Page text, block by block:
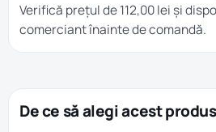
Verifică prețul de 112,00 lei și
comerciant înainte de comandă.
De ce să alegi acest produs